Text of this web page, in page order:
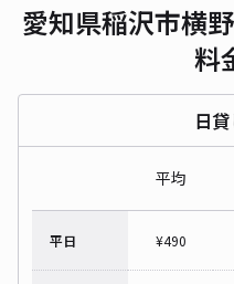
愛知県稲沢市横
料
日
平均
平日 ¥490